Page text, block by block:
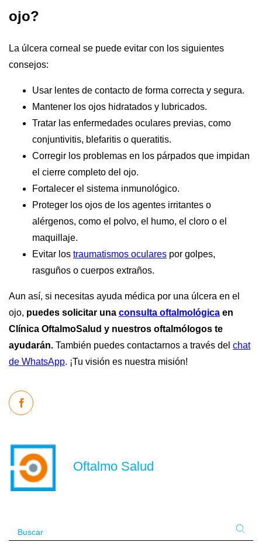
ojo?
La úlcera corneal se puede evitar con los siguientes
consejos:
Usar lentes de contacto de forma correcta y segura.
Mantener los ojos hidratados y lubricados.
Tratar las enfermedades oculares previas, como
conjuntivitis, blefaritis o queratitis.
Corregir los problemas en los párpados que impidan
el cierre completo del ojo.
Fortalecer el sistema inmunológico.
Proteger los ojos de los agentes irritantes o
alérgenos, como el polvo, el humo, el cloro o el
maquillaje.
Evitar los traumatismos oculares por golpes,
rasguños o cuerpos extraños.
Aun así, si necesitas ayuda médica por una úlcera en el
ojo, puedes solicitar una consulta oftalmológica en
Clínica OftalmoSalud y nuestros oftalmólogos te
ayudarán. También puedes contactarnos a través del chat
de WhatsApp. ¡Tu visión es nuestra misión!
Oftalmo Salud